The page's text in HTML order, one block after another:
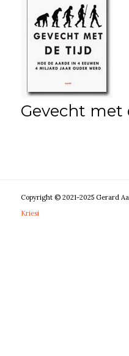
Gevecht met
Copyright © 2021-2025 Gerard
Kriesi